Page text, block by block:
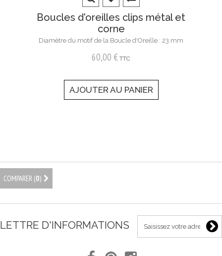
Boucles d'oreilles clips métal et
corne
Diamètre du motif de la Boucle d'Oreille : 23 mm
60,00 € TTC
AJOUTER AU PANIER
COMPARER (0)
LETTRE D'INFORMATIONS